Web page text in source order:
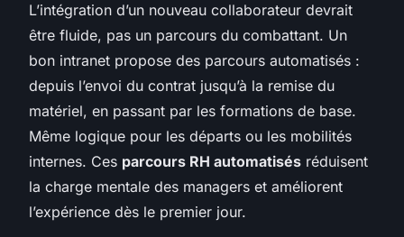
L’intégration d’un nouveau collaborateur devrait
être fluide, pas un parcours du combattant. Un
bon intranet propose des parcours automatisés :
depuis l’envoi du contrat jusqu’à la remise du
matériel, en passant par les formations de base.
Même logique pour les départs ou les mobilités
internes. Ces parcours RH automatisés réduisent
la charge mentale des managers et améliorent
l’expérience dès le premier jour.